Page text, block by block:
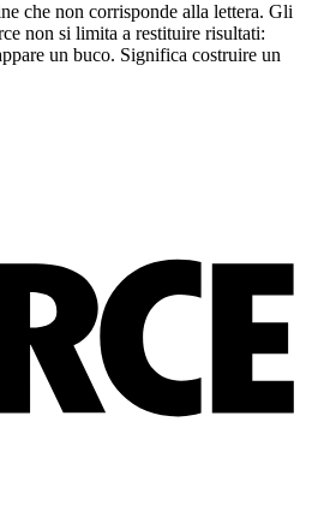
che non corrisponde alla lettera. Gli
non si limita a restituire risultati:
un buco. Significa costruire un